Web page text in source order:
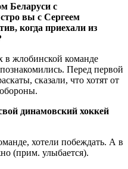
Беларуси с
вы с Сергеем
когда приехали из
жлобинской команде
Перед первой
сказали, что хотят от
динамовский хоккей
хотели побеждать. А в
(прим. улыбается).